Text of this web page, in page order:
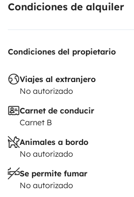
Condiciones de alquiler
Condiciones del propietario
Viajes al extranjero
No autorizado
Carnet de conducir
Carnet B
Animales a bordo
No autorizado
Se permite fumar
No autorizado